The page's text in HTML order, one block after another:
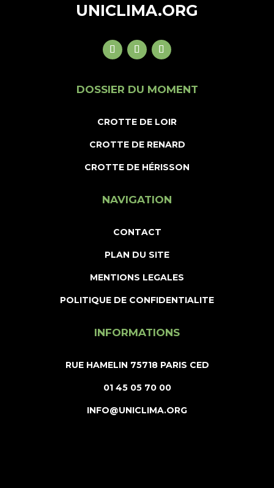
UNICLIMA.ORG
DOSSIER DU MOMENT
CROTTE DE LOIR
CROTTE DE RENARD
CROTTE DE HÉRISSON
NAVIGATION
CONTACT
PLAN DU SITE
MENTIONS LEGALES
POLITIQUE DE CONFIDENTIALITE
INFORMATIONS
RUE HAMELIN 75718 PARIS CED
01 45 05 70 00
INFO@UNICLIMA.ORG